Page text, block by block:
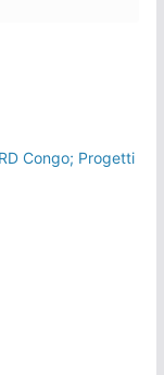
Congo; Progetti